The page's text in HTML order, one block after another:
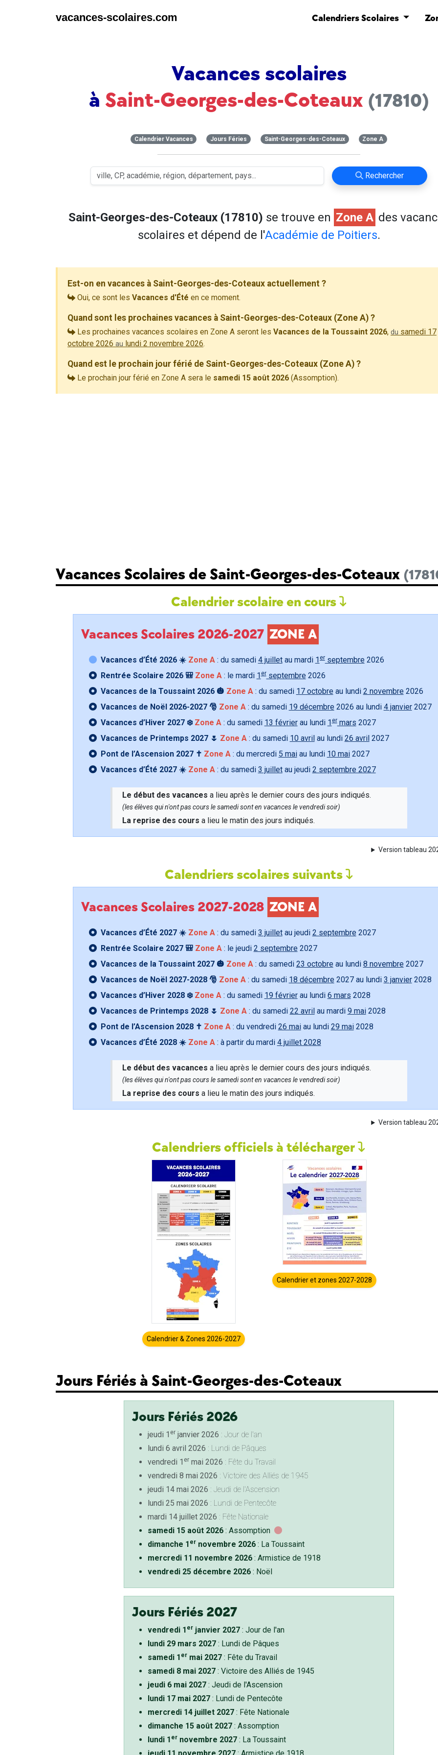
vacances-scolaires.com Calendriers Scolaires
Vacances scolaires
à Saint-Georges-des-Coteaux (17810)
Calendrier Vacances Jours Féries Saint-Georges-des-Coteaux Zone A
Rechercher
Saint-Georges-des-Coteaux (17810) se trouve en Zone A des
scolaires et dépend de l'Académie de Poitiers.
Est-on en vacances à Saint-Georges-des-Coteaux actuellement ?
Oui, ce sont les Vacances d'Été en ce moment.
Quand sont les prochaines vacances à Saint-Georges-des-Coteaux (Zone A) ?
Les prochaines vacances scolaires en Zone A seront les Vacances de la Toussaint 2026, du samedi 17
octobre 2026 au lundi 2 novembre 2026.
Quand est le prochain jour férié de Saint-Georges-des-Coteaux (Zone A) ?
Le prochain jour férié en Zone A sera le samedi 15 août 2026 (Assomption).
Vacances Scolaires de Saint-Georges-des-Coteaux
Calendrier scolaire en cours
Vacances Scolaires 2026-2027 ZONE A
Vacances d’Été 2026 ☀️ Zone A: du samedi 4 juilletau mardi 1 erseptembre 2026
Rentrée Scolaire 2026 🎒 Zone A: le mardi 1erseptembre 2026
Vacances de la Toussaint 2026 🎃 Zone A: du samedi 17 octobre au lundi 2 novembre 2026
Vacances de Noël 2026-2027 🎅 Zone A: du samedi 19 décembre 2026 au lundi 4 janvier2027
Vacances d’Hiver 2027 ❄️ Zone A: du samedi 13 févrierau lundi 1ermars 2027
Vacances de Printemps 2027 🌷 Zone A: du samedi 10 avril au lundi 26 avril 2027
Pont de l’Ascension 2027 ✝️ Zone A: du mercredi 5 maiau lundi 10 mai2027
Vacances d’Été 2027 ☀️ Zone A: du samedi 3 juilletau jeudi 2 septembre 2027
Le début des vacances a lieu après le dernier cours des jours indiqués.
(les élèves qui n'ont pas cours le samedi sont en vacances le vendredi soir)
La reprise des cours a lieu le matin des jours indiqués.
Version tableau
Calendriers scolaires suivants
Vacances Scolaires 2027-2028 ZONE A
Vacances d’Été 2027 ☀️ Zone A: du samedi 3 juilletau jeudi 2 septembre 2027
Rentrée Scolaire 2027 🎒 Zone A: le jeudi 2 septembre 2027
Vacances de la Toussaint 2027 🎃 Zone A: du samedi 23 octobre au lundi 8 novembre 2027
Vacances de Noël 2027-2028 🎅 Zone A: du samedi 18 décembre 2027 au lundi 3 janvier2028
Vacances d’Hiver 2028 ❄️ Zone A: du samedi 19 févrierau lundi 6 mars 2028
Vacances de Printemps 2028 🌷 Zone A: du samedi 22 avril au mardi 9 mai2028
Pont de l’Ascension 2028 ✝️ Zone A: du vendredi 26 maiau lundi 29 mai2028
Vacances d’Été 2028 ☀️ Zone A: à partir du mardi 4 juillet 2028
Le début des vacances a lieu après le dernier cours des jours indiqués.
(les élèves qui n'ont pas cours le samedi sont en vacances le vendredi soir)
La reprise des cours a lieu le matin des jours indiqués.
Version tableau
Calendriers officiels à télécharger
Calendrier & Zones 2026-2027
Calendrier et zones 2027-2028
Jours Fériés à Saint-Georges-des-Coteaux
Jours Fériés 2026
jeudi 1 erjanvier 2026 : Jour de l'an
lundi 6 avril 2026 : Lundi de Pâques
vendredi 1 ermai 2026 : Fête du Travail
vendredi 8 mai 2026 : Victoire des Alliés de 1945
jeudi 14 mai 2026 : Jeudi de l'Ascension
lundi 25 mai 2026 : Lundi de Pentecôte
mardi 14 juillet 2026 : Fête Nationale
samedi 15 août 2026: Assomption
dimanche 1 ernovembre 2026: La Toussaint
mercredi 11 novembre 2026: Armistice de 1918
vendredi 25 décembre 2026: Noël
Jours Fériés 2027
vendredi 1 erjanvier 2027: Jour de l'an
lundi 29 mars 2027: Lundi de Pâques
samedi 1 ermai 2027: Fête du Travail
samedi 8 mai 2027: Victoire des Alliés de 1945
jeudi 6 mai 2027: Jeudi de l'Ascension
lundi 17 mai 2027: Lundi de Pentecôte
mercredi 14 juillet 2027: Fête Nationale
dimanche 15 août 2027: Assomption
lundi 1 ernovembre 2027: La Toussaint
jeudi 11 novembre 2027: Armistice de 1918